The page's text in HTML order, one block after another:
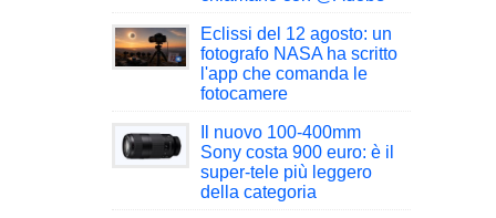
Eclissi del 12 agosto: un
fotografo NASA ha scritto
l'app che comanda le
fotocamere
Il nuovo 100-400mm
Sony costa 900 euro: è il
super-tele più leggero
della categoria